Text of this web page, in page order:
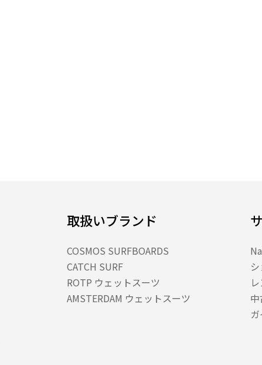
取扱いブランド
COSMOS SURFBOARDS
CATCH SURF
ROTP ウェットスーツ
AMSTERDAM ウェットスーツ